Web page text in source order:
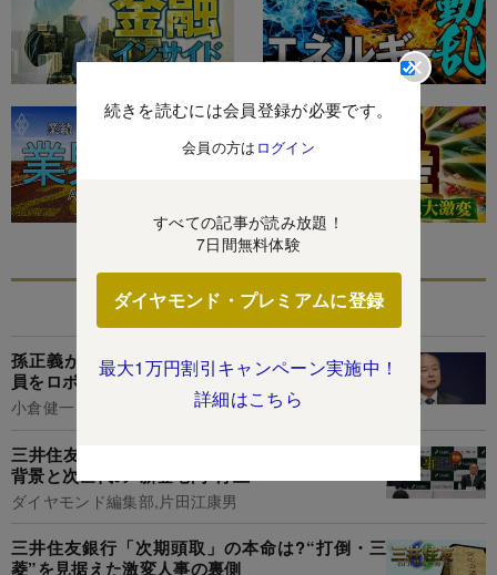
続きを読むには会員登録が必要です。
会員の方は ログイン
すべての記事が読み放題！
7日間無料体験
ダイヤモンド・プレミアムに登録
最大1万円割引キャンペーン実施中！
詳細はこちら
あなたにおすすめ
孫正義が「顔も見たくない」と激怒した20代社
員をロボット事業責任者に抜擢したワケ
小倉健一
三井住友FGで「中島新体制」が発足!順当人事の
背景と次世代の“新登竜門”浮上
ダイヤモンド編集部,片田江康男
三井住友銀行「次期頭取」の本命は?“打倒・三
菱”を見据えた激変人事の裏側